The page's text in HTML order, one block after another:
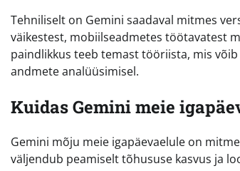
Tehniliselt on Gemini saadaval mitmes
väikestest, mobiilseadmetes töötavatest
paindlikkus teeb temast tööriista, mis
andmete analüüsimisel.
Kuidas Gemini meie
Gemini mõju meie igapäevaelule on
väljendub peamiselt tõhususe kasvus ja